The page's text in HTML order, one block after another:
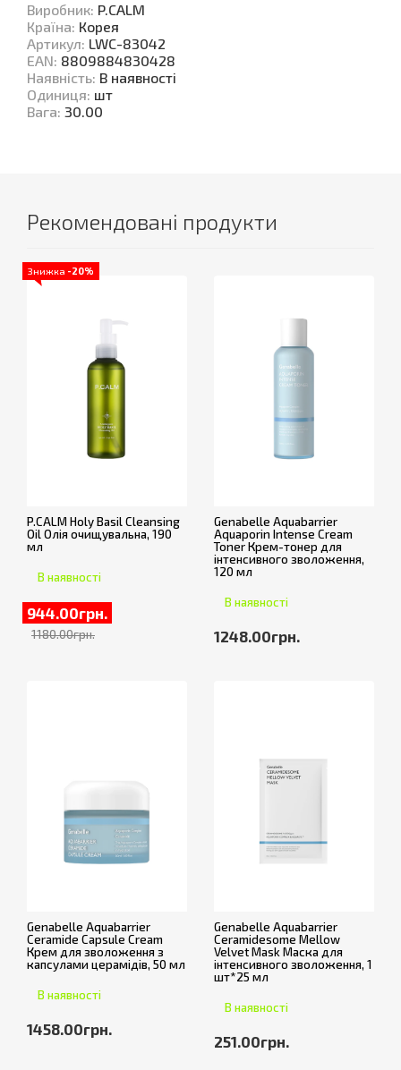
Виробник: P.CALM
Країна: Корея
Артикул: LWC-83042
EAN: 8809884830428
Наявність: В наявності
Одиниця: шт
Вага: 30.00
Рекомендовані продукти
Знижка -20%
P.CALM Holy Basil Cleansing
Oil Олія очищувальна, 190
мл
В наявності
944.00грн.
1180.00грн.
Genabelle Aquabarrier
Aquaporin Intense Cream
Toner Крем-тонер для
інтенсивного зволоження,
120 мл
В наявності
1248.00грн.
Genabelle Aquabarrier
Ceramide Capsule Cream
Крем для зволоження з
капсулами церамідів, 50 мл
В наявності
1458.00грн.
Genabelle Aquabarrier
Ceramidesome Mellow
Velvet Mask Маска для
інтенсивного зволоження, 1
шт*25 мл
В наявності
251.00грн.